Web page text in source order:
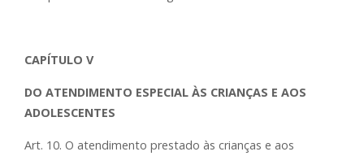
CAPÍTULO V
DO ATENDIMENTO ESPECIAL ÀS CRIANÇAS E AOS
ADOLESCENTES
Art. 10. O atendimento prestado às crianças e aos